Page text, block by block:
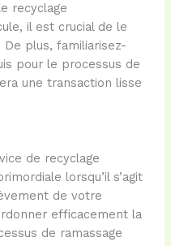
recyclage
il est crucial de le
plus, familiarisez-
pour le processus de
une transaction lisse
de recyclage
lorsqu’il s’agit
de votre
efficacement la
de ramassage